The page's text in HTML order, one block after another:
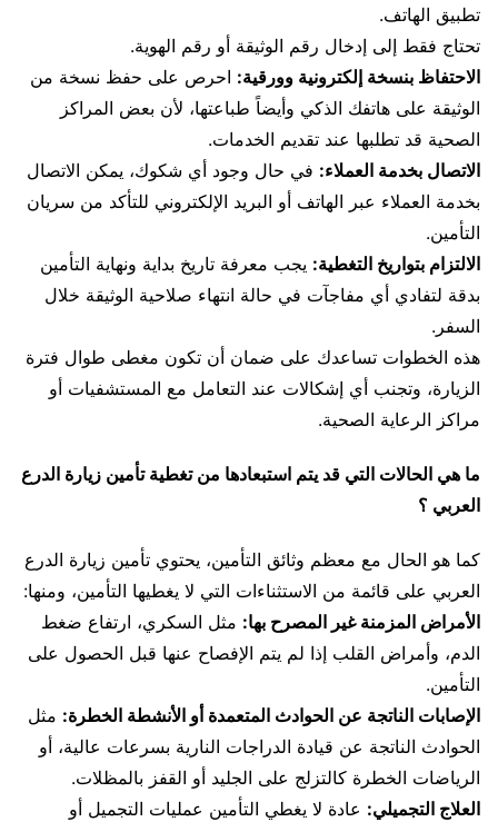
تطبيق الهاتف.
تحتاج فقط إلى إدخال رقم الوثيقة أو رقم الهوية.
الاحتفاظ بنسخة إلكترونية وورقية: احرص على حفظ نسخة من
الوثيقة على هاتفك الذكي وأيضاً طباعتها، لأن بعض المراكز
الصحية قد تطلبها عند تقديم الخدمات.
الاتصال بخدمة العملاء: في حال وجود أي شكوك، يمكن الاتصال
بخدمة العملاء عبر الهاتف أو البريد الإلكتروني للتأكد من سريان
التأمين.
الالتزام بتواريخ التغطية: يجب معرفة تاريخ بداية ونهاية التأمين
بدقة لتفادي أي مفاجآت في حالة انتهاء صلاحية الوثيقة خلال
السفر.
هذه الخطوات تساعدك على ضمان أن تكون مغطى طوال فترة
الزيارة، وتجنب أي إشكالات عند التعامل مع المستشفيات أو
مراكز الرعاية الصحية.
ما هي الحالات التي قد يتم استبعادها من تغطية تأمين زيارة الدرع
العربي ؟
كما هو الحال مع معظم وثائق التأمين، يحتوي تأمين زيارة الدرع
العربي على قائمة من الاستثناءات التي لا يغطيها التأمين، ومنها:
الأمراض المزمنة غير المصرح بها: مثل السكري، ارتفاع ضغط
الدم، وأمراض القلب إذا لم يتم الإفصاح عنها قبل الحصول على
التأمين.
الإصابات الناتجة عن الحوادث المتعمدة أو الأنشطة الخطرة: مثل
الحوادث الناتجة عن قيادة الدراجات النارية بسرعات عالية، أو
الرياضات الخطرة كالتزلج على الجليد أو القفز بالمظلات.
العلاج التجميلي: عادة لا يغطي التأمين عمليات التجميل أو